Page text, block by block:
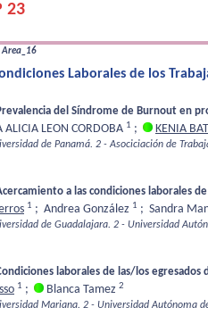
23
Area_16
Laborales de los
del Síndrome de Burnout en
ALICIA LEON CORDOBA 1 ; KENIA
de Panamá. 2 - Asociciación de
a las condiciones laborales
1 ; Andrea González 1 ; Sandra
de Guadalajara. 2 - Universidad
laborales de las/los egresados
1 ; Blanca Tamez 2
Mariana. 2 - Universidad Autónoma